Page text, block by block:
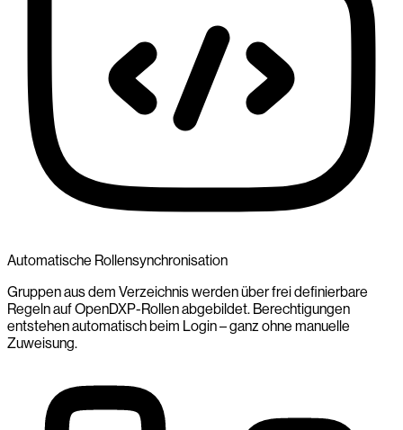
Automatische Rollensynchronisation
Gruppen aus dem Verzeichnis werden über frei definierbare
Regeln auf OpenDXP-Rollen abgebildet. Berechtigungen
entstehen automatisch beim Login – ganz ohne manuelle
Zuweisung.